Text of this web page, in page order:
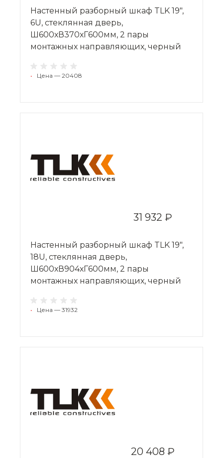
Настенный разборный шкаф TLK 19",
6U, стеклянная дверь,
Ш600хВ370хГ600мм, 2 пары
монтажных направляющих, черный
• Цена — 20408
31 932 ₽
Настенный разборный шкаф TLK 19",
18U, стеклянная дверь,
Ш600хВ904хГ600мм, 2 пары
монтажных направляющих, черный
• Цена — 31932
20 408 ₽